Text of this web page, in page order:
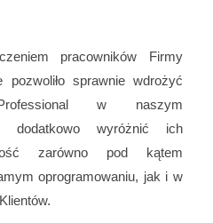
pracowników Firmy
pozwoliło sprawnie wdrożyć
w naszym
dodatkowo wyróżnić ich
zarówno pod kątem
oprogramowaniu, jak i w